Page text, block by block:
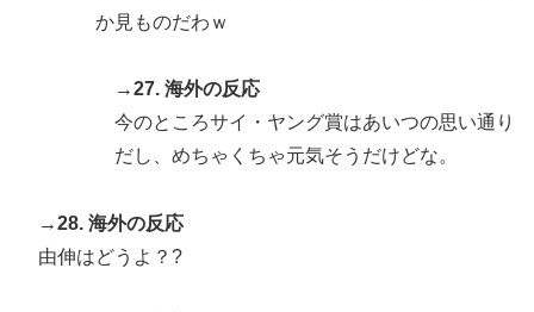
か見ものだわｗ
→27. 海外の反応
今のところサイ・ヤング賞はあいつの思い通り
だし、めちゃくちゃ元気そうだけどな。
→28. 海外の反応
由伸はどうよ？?